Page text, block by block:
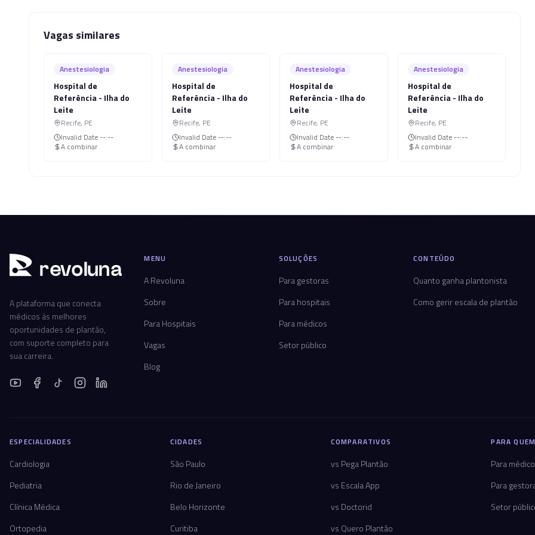
Vagas similares
Anestesiologia
Hospital de
Referência - Ilha do
Leite
Recife, PE
Invalid Date --:--
A combinar
Anestesiologia
Hospital de
Referência - Ilha do
Leite
Recife, PE
Invalid Date --:--
A combinar
Anestesiologia
Hospital de
Referência - Ilha do
Leite
Recife, PE
Invalid Date --:--
A combinar
Anestesiologia
Hospital de
Referência - Ilha do
Leite
Recife, PE
Invalid Date --:--
A combinar
revoluna
A plataforma que conecta
médicos às melhores
oportunidades de plantão,
com suporte completo para
sua carreira.
MENU
A Revoluna
Sobre
Para Hospitais
Vagas
Blog
SOLUÇÕES
Para gestoras
Para hospitais
Para médicos
Setor público
CONTEÚDO
Quanto ganha plantonista
Como gerir escala de plantão
ESPECIALIDADES
Cardiologia
Pediatria
Clínica Médica
Ortopedia
CIDADES
São Paulo
Rio de Janeiro
Belo Horizonte
Curitiba
COMPARATIVOS
vs Pega Plantão
vs Escala App
vs Doctorid
vs Quero Plantão
PARA
Para
Para
Setor